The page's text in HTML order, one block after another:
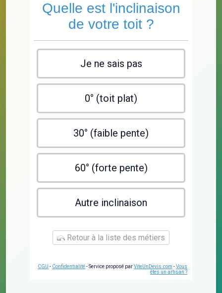
Quelle est l'inclinaison
de votre toit ?
Je ne sais pas
0° (toit plat)
30° (faible pente)
60° (forte pente)
Autre inclinaison
Retour à la liste des métiers
CGU - Confidentialité- Service proposé parViteUnDevis.com -Vous
êtes un artisan ?